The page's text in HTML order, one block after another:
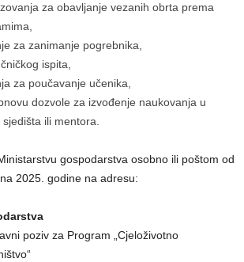
za obavljanje vezanih obrta prema
za zanimanje pogrebnika,
ispita,
za poučavanje učenika,
dozvole za izvođenje naukovanja u
ili mentora.
gospodarstva osobno ili poštom od
2025. godine na adresu:
poziv za Program „Cjeloživotno